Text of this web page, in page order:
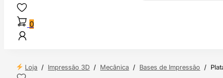
0
Loja / Impressão 3D / Mecânica / Bases de Impressão /